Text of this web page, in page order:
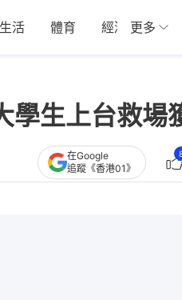
生活 體育 經濟 01深
更多
生上台救場
在Google
追蹤《香港01》